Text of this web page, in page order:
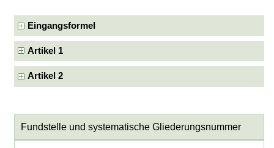
Eingangsformel
Artikel 1
Artikel 2
Fundstelle und systematische Gliederungsnummer